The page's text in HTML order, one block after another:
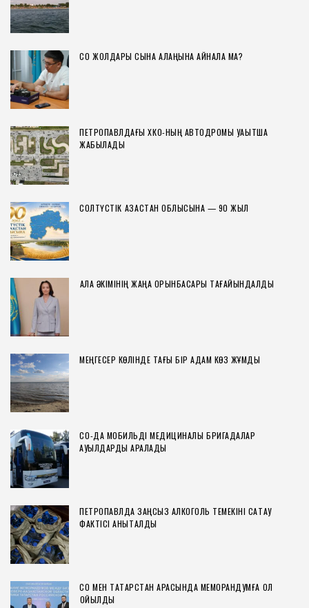
СҚО ЖОЛДАРЫ СЫНАҚ АЛАҢЫНА АЙНАЛА МА?
ПЕТРОПАВЛДАҒЫ ХҚКО-НЫҢ АВТОДРОМЫ УАҚЫТША
ЖАБЫЛАДЫ
СОЛТҮСТІК ҚАЗАҚСТАН ОБЛЫСЫНА — 90 ЖЫЛ
ҚАЛА ӘКІМІНІҢ ЖАҢА ОРЫНБАСАРЫ ТАҒАЙЫНДАЛДЫ
МЕҢГЕСЕР КӨЛІНДЕ ТАҒЫ БІР АДАМ КӨЗ ЖҰМДЫ
СҚО-ДА МОБИЛЬДІ МЕДИЦИНАЛЫҚ БРИГАДАЛАР
АУЫЛДАРДЫ АРАЛАДЫ
ПЕТРОПАВЛДА ЗАҢСЫЗ АЛКОГОЛЬ ТЕМЕКІНІ САҚТАУ
ФАКТІСІ АНЫҚТАЛДЫ
СҚО МЕН ТАТАРСТАН АРАСЫНДА МЕМОРАНДУМҒА ҚОЛ
ҚОЙЫЛДЫ